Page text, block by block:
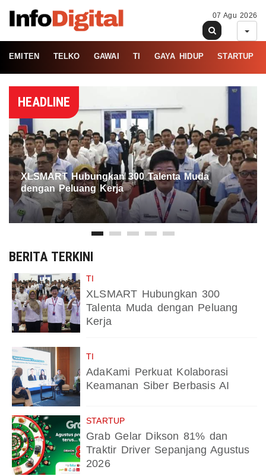
07 Agu 2026
EMITEN TELKO GAWAI TI GAYA HIDUP STARTUP
HEADLINE
XLSMART Hubungkan 300 Talenta Muda
dengan Peluang Kerja
BERITA TERKINI
TI
XLSMART Hubungkan 300
Talenta Muda dengan Peluang
Kerja
TI
AdaKami Perkuat Kolaborasi
Keamanan Siber Berbasis AI
STARTUP
Grab Gelar Dikson 81% dan
Traktir Driver Sepanjang Agustus
2026